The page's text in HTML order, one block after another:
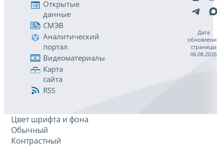
Открытые
данные
СМЭВ
Аналитический
портал
Видеоматериалы
Карта
сайта
RSS
Дата
страницы
06.08.2026
Цвет шрифта и фона
Обычный
Контрастный